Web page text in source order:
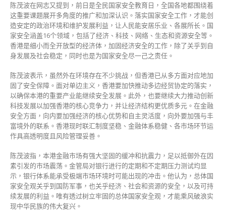
陈茂波在网志又提到，前日是全民国家安全教育日，全国各地都围绕着
这重要课题展开多角度的推广和加深认识。落实国家安全工作，才能创
造安定的政治环境和维护发展利益，让人民能安居乐业、各展所长。国
家安全涵盖16个领域，包括了经济、科技、网络、生态和资源安全等。
香港是细小而全开放型的经济体，加固经济安全的工作，除了关乎到自
身发展及社会稳定，同时也是为国家安全尽一己之责任。
陈茂波表示，虽然外在环境存在不少挑战，但香港已从多方面对应地加
固了安全保障。面对单边主义，香港要加快推动多边经贸协定的落实，
以确保本港的重要产业能继续安全发展。此外，也要继续大力推动创新
科技发展以加强香港的核心竞争力，并让经济结构更优质多元。在金融
安全方面，向内要加强经济的核心优势和自主灵活度，向外要加强与丰
富境外的联系。香港现时联汇制度坚稳、金融体系稳健、各市场环节运
作具高透明度且风险管理妥善。
陈茂波指，本港金融市场有强大坚固的缓冲和抗震力，足以抵御外在因
素引发的市场震荡。金管局对银行进行的定期和不定期压力测试均显
示，银行体系能承受极端市场环境时可能出现的冲击。他认为，总体国
家安全观关乎到国防军事，也关乎经济、社会和资源的安全，以及可持
续发展的利益。唯有透过树立牢固的总体国家安全观，才能乘风破浪实
现中华民族的伟大复兴。